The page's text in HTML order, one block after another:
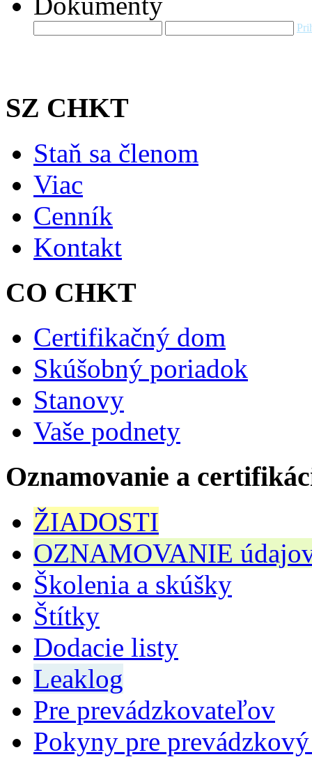
SZ CHKT
Staň sa členom
Viac
Cenník
Kontakt
CO CHKT
Certifikačný dom
Skúšobný poriadok
Stanovy
Vaše podnety
Oznamovanie a
ŽIADOSTI
OZNAMOVANIE
Školenia a skúšky
Štítky
Dodacie listy
Leaklog
Pre prevádzkovateľov
Pokyny pre